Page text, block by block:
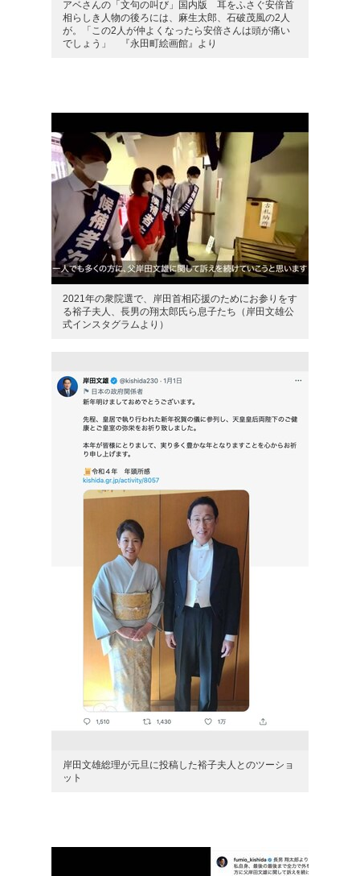
アベさんの「文句の叫び」国内版 耳をふさぐ安倍首
相らしき人物の後ろには、麻生太郎、石破茂風の2人
が。「この2人が仲よくなったら安倍さんは頭が痛い
でしょう」 『永田町絵画館』より
2021年の衆院選で、岸田首相応援のためにお参りをす
る裕子夫人、長男の翔太郎氏ら息子たち（岸田文雄公
式インスタグラムより）
岸田文雄総理が元旦に投稿した裕子夫人とのツーショ
ット